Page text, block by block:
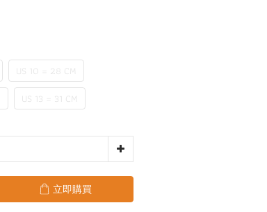
US 10 = 28 CM
US 13 = 31 CM
立即購買